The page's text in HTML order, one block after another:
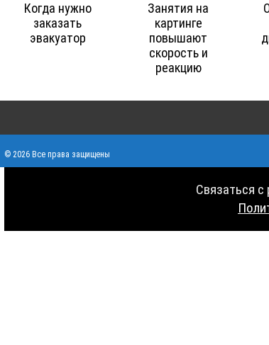
Когда нужно
заказать
эвакуатор
Занятия на
картинге
повышают
скорость и
реакцию
© 2026 Все права защищены
Связаться